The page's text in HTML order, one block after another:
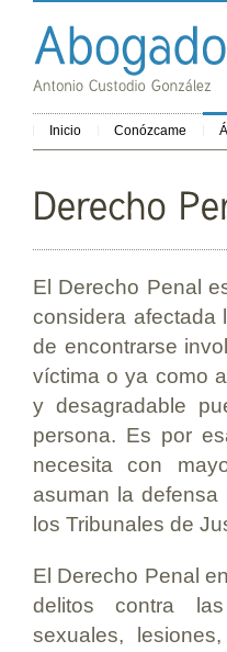
Inicio Conózcame
El Derecho Penal
considera afectada
de encontrarse
víctima o ya como
y desagradable
persona. Es por
necesita con
asuman la
los Tribunales de
El Derecho Penal
delitos contra las
sexuales,